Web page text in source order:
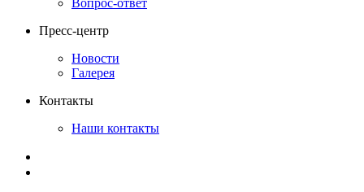
Вопрос-ответ
Пресс-центр
Новости
Галерея
Контакты
Наши контакты